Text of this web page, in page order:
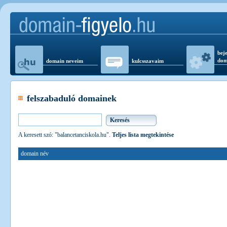
domain neveim kulcsszavaim
felszabaduló domainek
A keresett szó: "balancetanciskola.hu". Teljes lista megtekintése
domain név